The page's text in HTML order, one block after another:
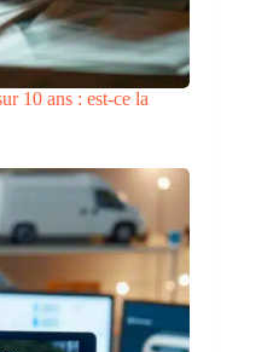
10 ans : est-ce la